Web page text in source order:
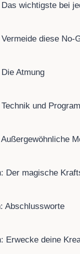
wichtigste bei
diese No-
Atmung
und
Der magische
Abschlussworte
Erwecke deine